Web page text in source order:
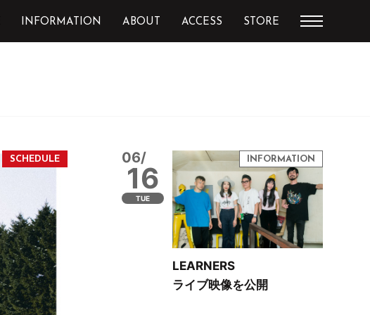
INFORMATION ABOUT ACCESS STORE
06/
16
TUE
LEARNERS
ライブ映像を公開